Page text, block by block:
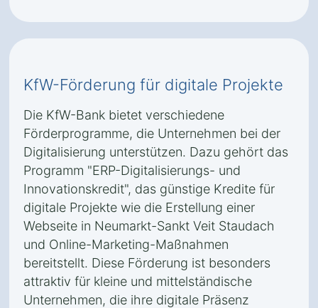
KfW-Förderung für digitale Projekte
Die KfW-Bank bietet verschiedene
Förderprogramme, die Unternehmen bei der
Digitalisierung unterstützen. Dazu gehört das
Programm "ERP-Digitalisierungs- und
Innovationskredit", das günstige Kredite für
digitale Projekte wie die Erstellung einer
Webseite in Neumarkt-Sankt Veit Staudach
und Online-Marketing-Maßnahmen
bereitstellt. Diese Förderung ist besonders
attraktiv für kleine und mittelständische
Unternehmen, die ihre digitale Präsenz